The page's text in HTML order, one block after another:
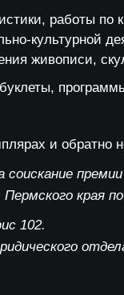
работы по
культурной
живописи,
и обратно
края по
102.